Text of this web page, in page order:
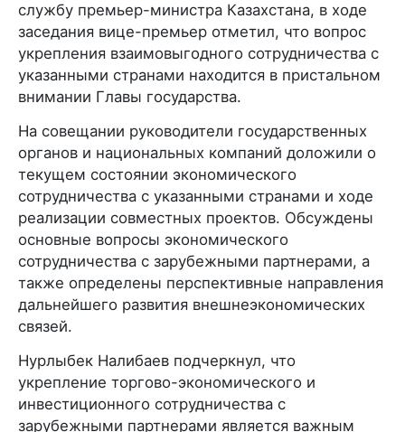
службу премьер-министра Казахстана, в ходе
заседания вице-премьер отметил, что вопрос
укрепления взаимовыгодного сотрудничества с
указанными странами находится в пристальном
внимании Главы государства.
На совещании руководители государственных
органов и национальных компаний доложили о
текущем состоянии экономического
сотрудничества с указанными странами и ходе
реализации совместных проектов. Обсуждены
основные вопросы экономического
сотрудничества с зарубежными партнерами, а
также определены перспективные направления
дальнейшего развития внешнеэкономических
связей.
Нурлыбек Налибаев подчеркнул, что
укрепление торгово-экономического и
инвестиционного сотрудничества с
зарубежными партнерами является важным